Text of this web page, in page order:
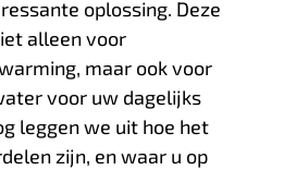
oplossing. Deze
alleen voor
maar ook voor
voor uw dagelijks
leggen we uit hoe het
zijn, en waar u op